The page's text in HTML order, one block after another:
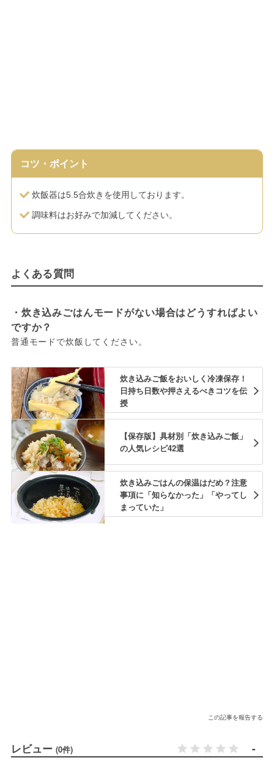
コツ・ポイント
炊飯器は5.5合炊きを使用しております。
調味料はお好みで加減してください。
よくある質問
・炊き込みごはんモードがない場合はどうすればよい
ですか？
普通モードで炊飯してください。
炊き込みご飯をおいしく冷凍保存！
日持ち日数や押さえるべきコツを伝
授
【保存版】具材別「炊き込みご飯」
の人気レシピ42選
炊き込みごはんの保温はだめ？注意
事項に「知らなかった」「やってし
まっていた」
この記事を報告する
レビュー (0件) -